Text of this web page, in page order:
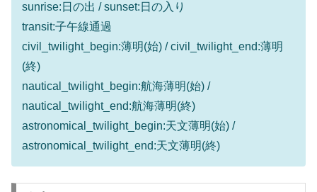
sunrise:日の出 / sunset:日の入り
transit:子午線通過
civil_twilight_begin:薄明(始) / civil_twilight_end:薄明
(終)
nautical_twilight_begin:航海薄明(始) /
nautical_twilight_end:航海薄明(終)
astronomical_twilight_begin:天文薄明(始) /
astronomical_twilight_end:天文薄明(終)